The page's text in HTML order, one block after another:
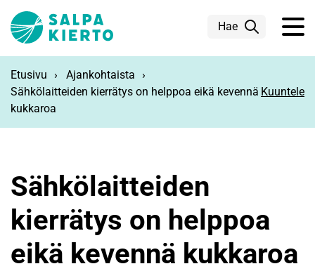
Hae
Etusivu
Ajankohtaista
Sähkölaitteiden kierrätys on helppoa eikä kevennä
kukkaroa
Kuuntele
Sähkölaitteiden
kierrätys on helppoa
eikä kevennä kukkaroa